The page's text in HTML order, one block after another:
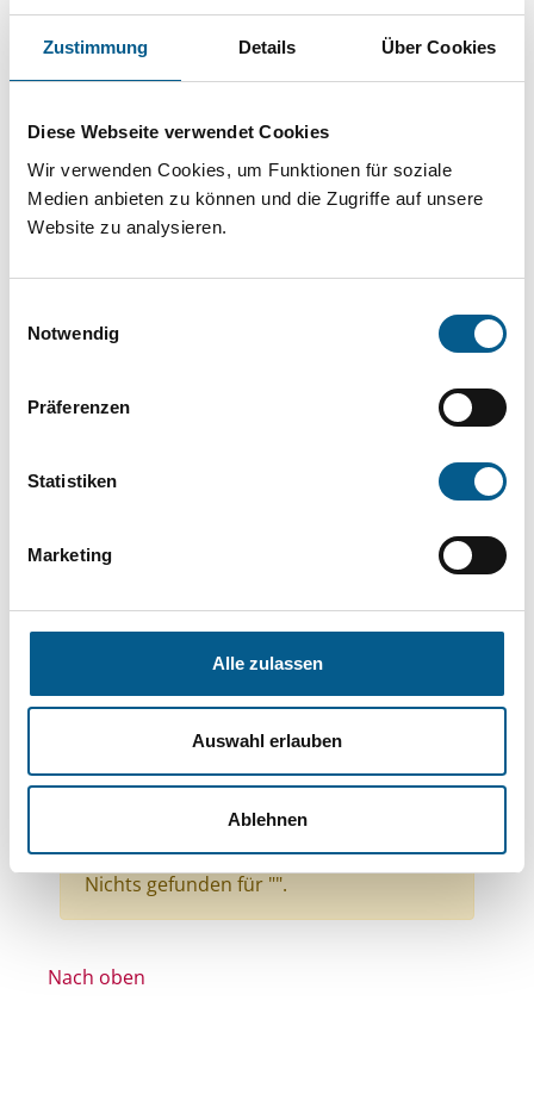
Zustimmung Details Über Cookies
Diese Webseite verwendet Cookies
Wir verwenden Cookies, um Funktionen für soziale
Medien anbieten zu können und die Zugriffe auf unsere
Website zu analysieren.
Notwendig
Präferenzen
Statistiken
Marketing
Alle zulassen
Auswahl erlauben
Ablehnen
Sie suchen finanzielle Unterstützung für ein
Projekt oder ein Vorhaben? Hier können Sie
Stiftungsdatenbank recherchieren. Bei der
Suche bitte die Groß- und Kleinschreibung
beachten.
können durch die Wahl von Bereichen oder
Suchen
Themen: Kinder, Jugendliche & Familie
Themen: Wohlfahrtswesen
Themen: Wohltätige Zwecke
Themen: Wissenschaft und Forschung
Stiftungstyp: Lokale Stiftung
Alle Filter entfernen
Nichts gefunden für "".
Nach oben